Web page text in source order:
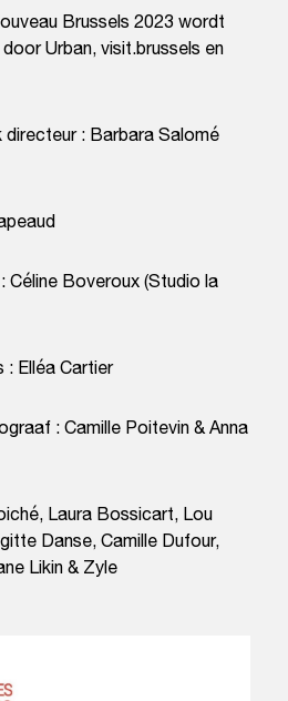
Brussels 2023 wordt
Urban, visit.brussels en
: Barbara Salomé
Céline Boveroux (Studio la
: Elléa Cartier
: Camille Poitevin & Anna
Laura Bossicart, Lou
Danse, Camille Dufour,
Likin & Zyle